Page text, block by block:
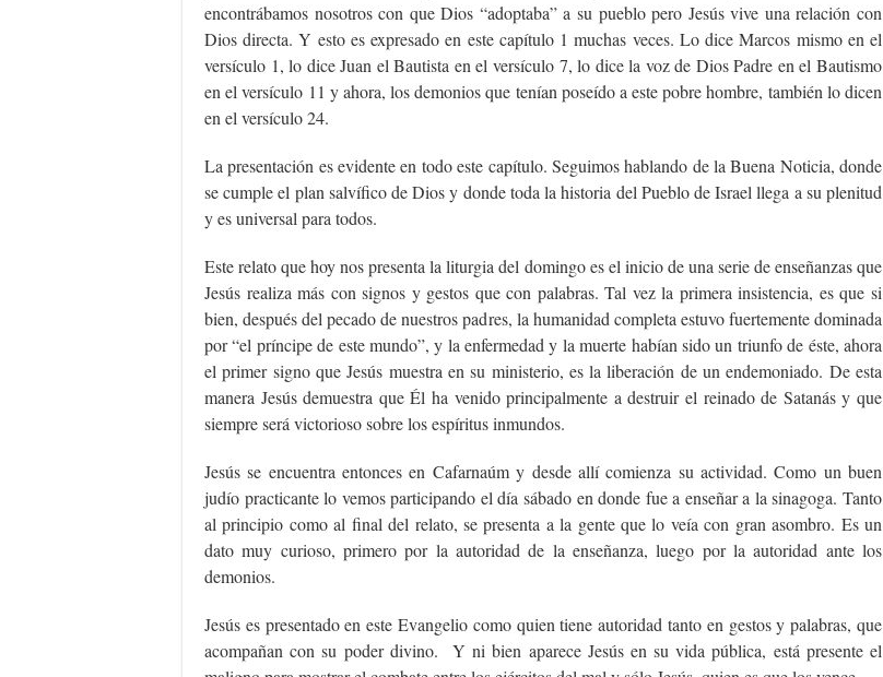
encontrábamos nosotros con que Dios “adoptaba” a su pueblo pero Jesús vive una relación con
Dios directa. Y esto es expresado en este capítulo 1 muchas veces. Lo dice Marcos mismo en el
versículo 1, lo dice Juan el Bautista en el versículo 7, lo dice la voz de Dios Padre en el Bautismo
en el versículo 11 y ahora, los demonios que tenían poseído a este pobre hombre, también lo dicen
en el versículo 24.
La presentación es evidente en todo este capítulo. Seguimos hablando de la Buena Noticia, donde
se cumple el plan salvífico de Dios y donde toda la historia del Pueblo de Israel llega a su plenitud
y es universal para todos.
Este relato que hoy nos presenta la liturgia del domingo es el inicio de una serie de enseñanzas que
Jesús realiza más con signos y gestos que con palabras. Tal vez la primera insistencia, es que si
bien, después del pecado de nuestros padres, la humanidad completa estuvo fuertemente dominada
por “el príncipe de este mundo”, y la enfermedad y la muerte habían sido un triunfo de éste, ahora
el primer signo que Jesús muestra en su ministerio, es la liberación de un endemoniado. De esta
manera Jesús demuestra que Él ha venido principalmente a destruir el reinado de Satanás y que
siempre será victorioso sobre los espíritus inmundos.
Jesús se encuentra entonces en Cafarnaúm y desde allí comienza su actividad. Como un buen
judío practicante lo vemos participando el día sábado en donde fue a enseñar a la sinagoga. Tanto
al principio como al final del relato, se presenta a la gente que lo veía con gran asombro. Es un
dato muy curioso, primero por la autoridad de la enseñanza, luego por la autoridad ante los
demonios.
Jesús es presentado en este Evangelio como quien tiene autoridad tanto en gestos y palabras, que
acompañan con su poder divino. Y ni bien aparece Jesús en su vida pública, está presente el